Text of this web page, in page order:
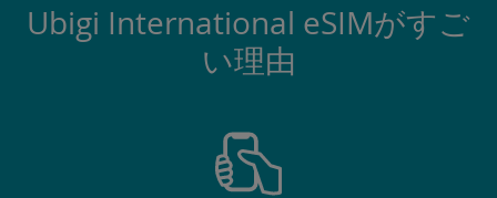
Ubigi International eSIMがすご
い理由